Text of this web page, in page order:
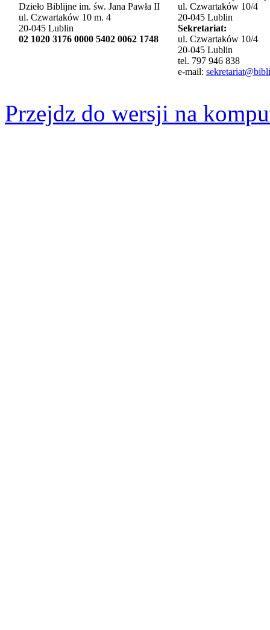
Dzieło Biblijne im. św. Jana Pawła II
ul. Czwartaków 10 m. 4
20-045 Lublin
02 1020 3176 0000 5402 0062 1748
ul. Czwartaków 10/4
20-045 Lublin
Sekretariat:
ul. Czwartaków 10/4
20-045 Lublin
tel. 797 946 838
e-mail:
Przejdz do wersji na